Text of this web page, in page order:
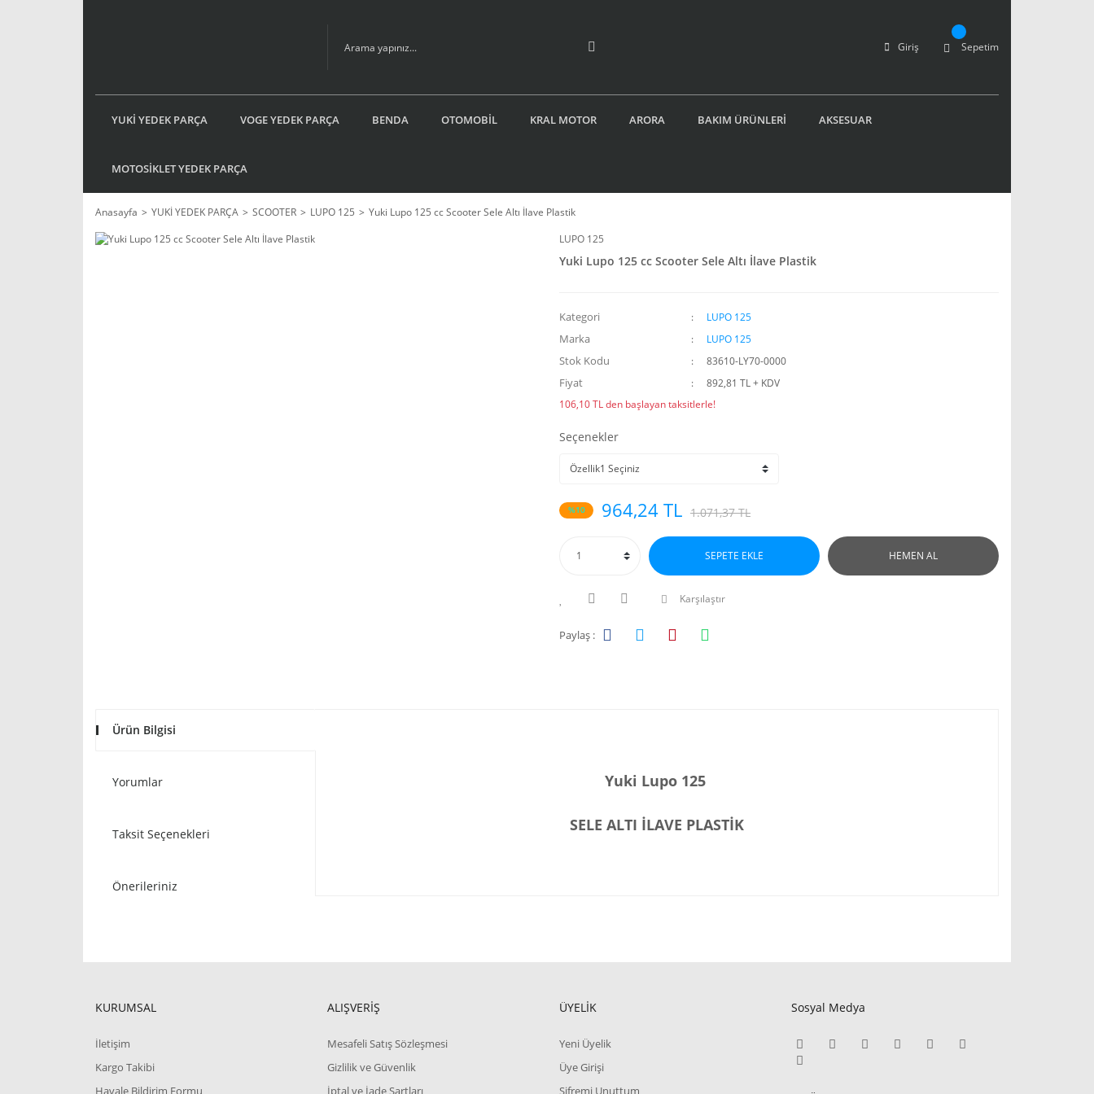
Giriş Sepetim
YUKİ YEDEK PARÇA VOGE YEDEK PARÇA BENDA OTOMOBİL KRAL MOTOR ARORA BAKIM ÜRÜNLERİ AKSESUAR
MOTOSİKLET YEDEK PARÇA
Anasayfa YUKİ YEDEK PARÇA SCOOTER LUPO 125
Yuki Lupo 125 cc Scooter Sele Altı İlave Plastik
LUPO 125
Yuki Lupo 125 cc Scooter Sele Altı İlave Plastik
Kategori LUPO 125
Marka LUPO 125
Stok Kodu 83610-LY70-0000
Fiyat
892,81 TL + KDV
106,10 TL den başlayan taksitlerle!
Seçenekler
%10 964,24 TL 1.071,37 TL
SEPETE EKLE HEMEN AL
Karşılaştır
Paylaş :
Ürün Bilgisi
Yorumlar
Taksit Seçenekleri
Önerileriniz
Yuki Lupo 125
SELE ALTI İLAVE PLASTİK
KURUMSAL
İletişim
Kargo Takibi
Havale Bildirim Formu
ALIŞVERİŞ
Mesafeli Satış Sözleşmesi
Gizlilik ve Güvenlik
İptal ve İade Şartları
ÜYELİK
Yeni Üyelik
Üye Girişi
Şifremi Unuttum
Sosyal Medya